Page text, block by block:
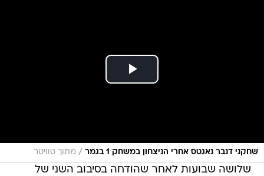
שחקני דנבר נאגטס אחרי הניצחון במשחק 1 בגמר / מתוך טוויטר
שלושה שבועות לאחר שהודחה בסיבוב השני של